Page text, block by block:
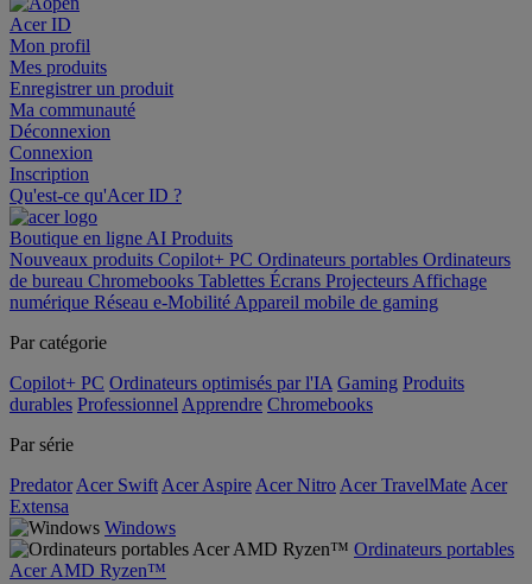
Acer ID
Mon profil
Mes produits
Enregistrer un produit
Ma communauté
Déconnexion
Connexion
Inscription
Qu'est-ce qu'Acer ID ?
Boutique en ligne AI Produits
Nouveaux produits Copilot+ PC Ordinateurs portables Ordinateurs
de bureau Chromebooks Tablettes Écrans Projecteurs Affichage
numérique Réseau e-Mobilité Appareil mobile de gaming
Par catégorie
Copilot+ PC Ordinateurs optimisés par l'IA Gaming Produits
durables Professionnel Apprendre Chromebooks
Par série
Predator Acer Swift Acer Aspire Acer Nitro Acer TravelMate Acer
Extensa
Windows
Ordinateurs portables
Acer AMD Ryzen™